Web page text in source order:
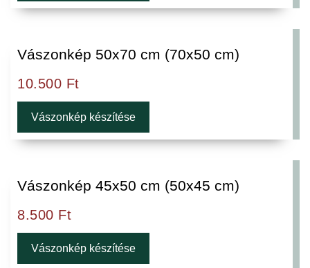
Vászonkép 50x70 cm (70x50 cm)
10.500 Ft
Vászonkép készítése
Vászonkép 45x50 cm (50x45 cm)
8.500 Ft
Vászonkép készítése